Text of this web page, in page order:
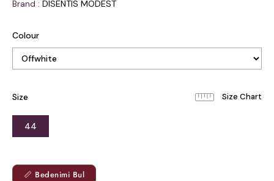
Brand : DISENTIS MODEST
Colour
Size
44
📏 Bedenimi Bul